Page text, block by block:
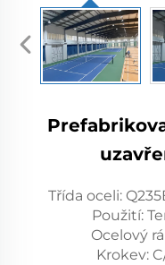
Třída oceli:
Použití:
Ocelový
Krokev: